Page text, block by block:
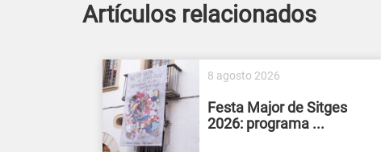
Artículos relacionados
8 agosto 2026
Festa Major de Sitges
2026: programa ...